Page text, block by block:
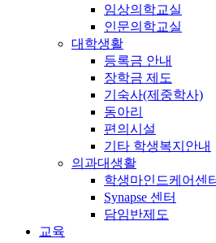
임상의학교실
인문의학교실
대학생활
등록금 안내
장학금 제도
기숙사(제중학사)
동아리
편의시설
기타 학생복지안내
의과대생활
학생마인드케어센
Synapse 센터
담임반제도
교육